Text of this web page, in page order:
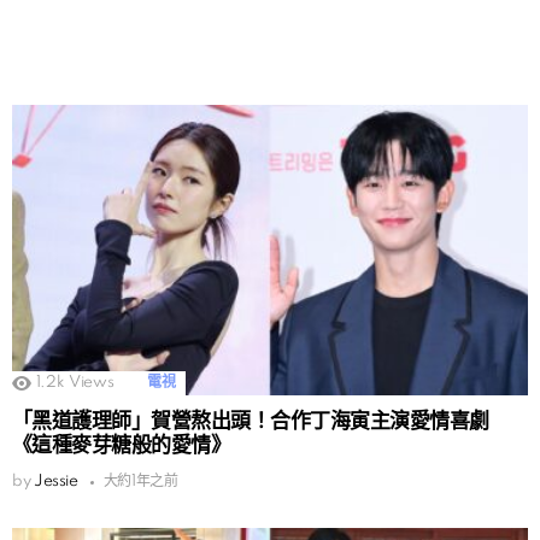
1.2k Views 電視
「黑道護理師」賀營熬出頭！合作丁海寅主演愛情喜劇
《這種麥芽糖般的愛情》
by Jessie 大約1年之前